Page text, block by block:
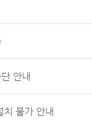
안내
치 불가 안내